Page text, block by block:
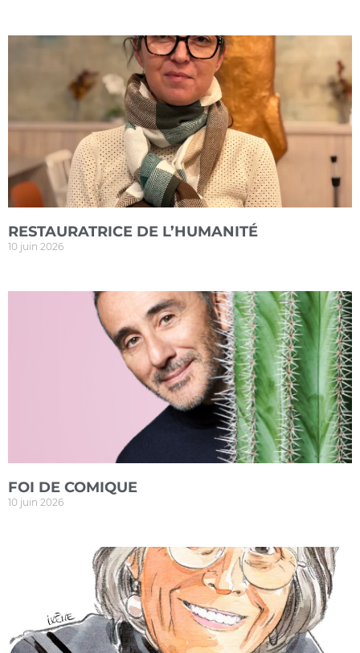
RESTAURATRICE DE L’HUMANITÉ
10 juin 2026
FOI DE COMIQUE
10 juin 2026